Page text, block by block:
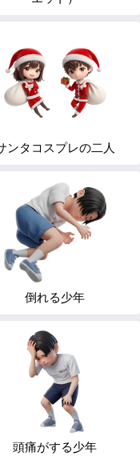
ンタコスプレの二人
倒れる少年
頭痛がする少年